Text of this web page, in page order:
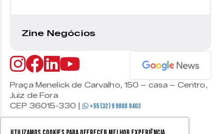
Zine Negócios
Praça Menelick de Carvalho, 150 – casa – Centro,
Juiz de Fora
CEP 36015-330 |
+55 (32) 9 9800 8403